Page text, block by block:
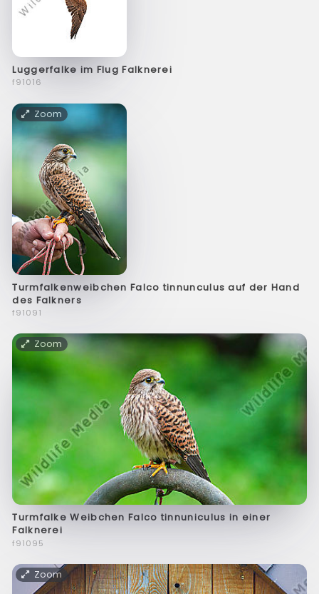
Luggerfalke im Flug Falknerei
f91016
Zoom
Turmfalkenweibchen Falco tinnunculus auf der Hand
des Falkners
f91091
Zoom
Turmfalke Weibchen Falco tinnuniculus in einer
Falknerei
f91095
Zoom